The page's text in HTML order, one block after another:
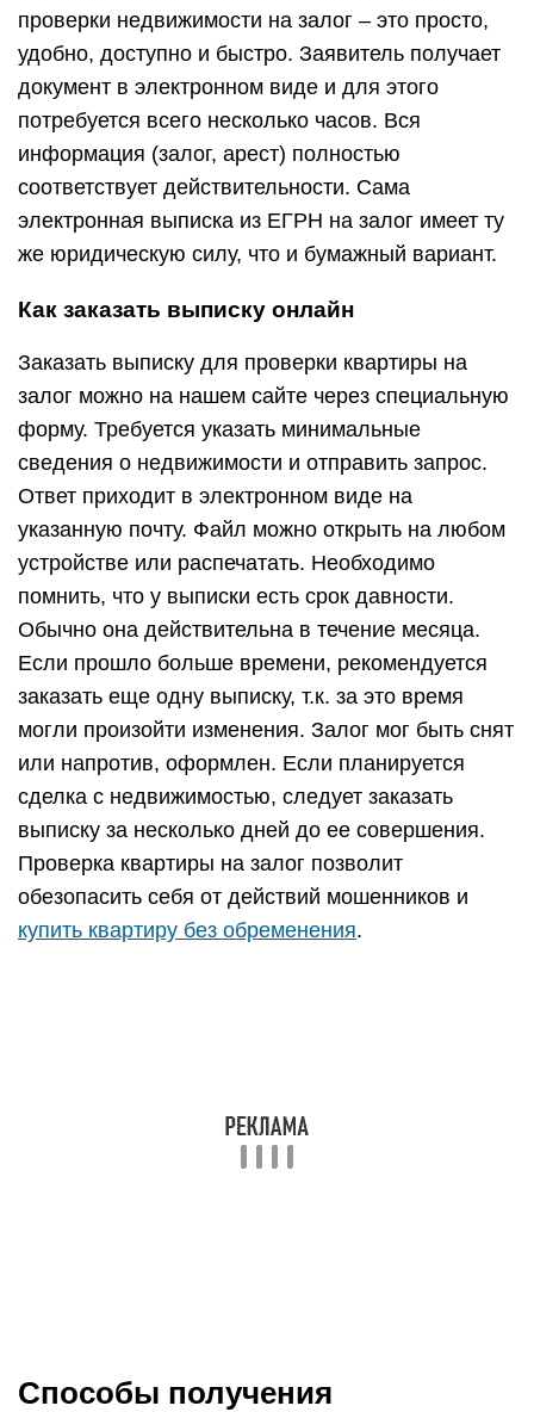
проверки недвижимости на залог – это просто,
удобно, доступно и быстро. Заявитель получает
документ в электронном виде и для этого
потребуется всего несколько часов. Вся
информация (залог, арест) полностью
соответствует действительности. Сама
электронная выписка из ЕГРН на залог имеет ту
же юридическую силу, что и бумажный вариант.
Как заказать выписку онлайн
Заказать выписку для проверки квартиры на
залог можно на нашем сайте через специальную
форму. Требуется указать минимальные
сведения о недвижимости и отправить запрос.
Ответ приходит в электронном виде на
указанную почту. Файл можно открыть на любом
устройстве или распечатать. Необходимо
помнить, что у выписки есть срок давности.
Обычно она действительна в течение месяца.
Если прошло больше времени, рекомендуется
заказать еще одну выписку, т.к. за это время
могли произойти изменения. Залог мог быть снят
или напротив, оформлен. Если планируется
сделка с недвижимостью, следует заказать
выписку за несколько дней до ее совершения.
Проверка квартиры на залог позволит
обезопасить себя от действий мошенников и
купить квартиру без обременения.
Способы получения